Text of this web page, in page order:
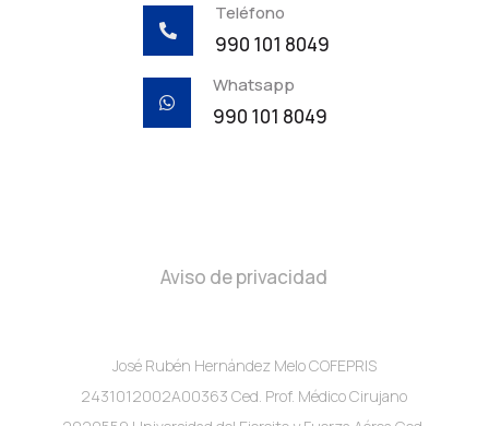

Teléfono
990 101 8049

Whatsapp
990 101 8049
Aviso de privacidad
José Rubén Hernández Melo COFEPRIS
2431012002A00363 Ced. Prof. Médico Cirujano